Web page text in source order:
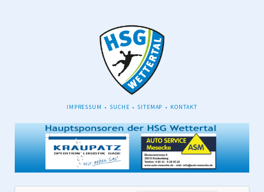
NAVIGATION
IMPRESSUM SUCHE SITEMAP KONTAKT